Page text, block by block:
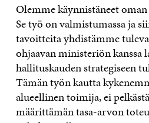
Olemme käynnistäneet
Se työ on valmistumassa ja
tavoitteita yhdistämme
ohjaavan ministeriön kanssa
hallituskauden strategiseen
Tämän työn kautta
alueellinen toimija, ei
määrittämän tasa-arvon